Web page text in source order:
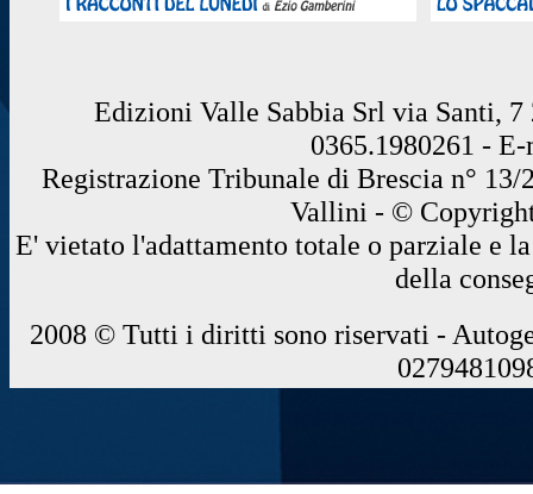
Edizioni Valle Sabbia Srl via Santi, 7
0365.1980261 -
Registrazione Tribunale di Brescia n°
Vallini - ©
E' vietato l'adattamento totale o parziale e
della
2008 © Tutti i diritti sono riservati -